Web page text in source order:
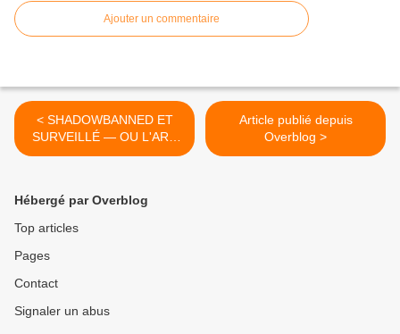
Ajouter un commentaire
< SHADOWBANNED ET
SURVEILLÉ — OU L'ART
D'EXISTER MALGRÉ EUX
Article publié depuis
Overblog >
Hébergé par Overblog
Top articles
Pages
Contact
Signaler un abus